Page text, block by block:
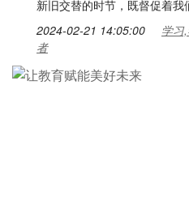
新旧交替的时节，既督促着我
2024-02-21 14:05:00
学习
者